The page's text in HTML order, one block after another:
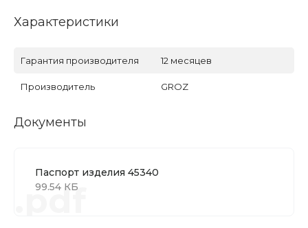
Характеристики
Гарантия производителя 12 месяцев
Производитель GROZ
Документы
Паспорт изделия 45340
99.54 КБ
.pdf